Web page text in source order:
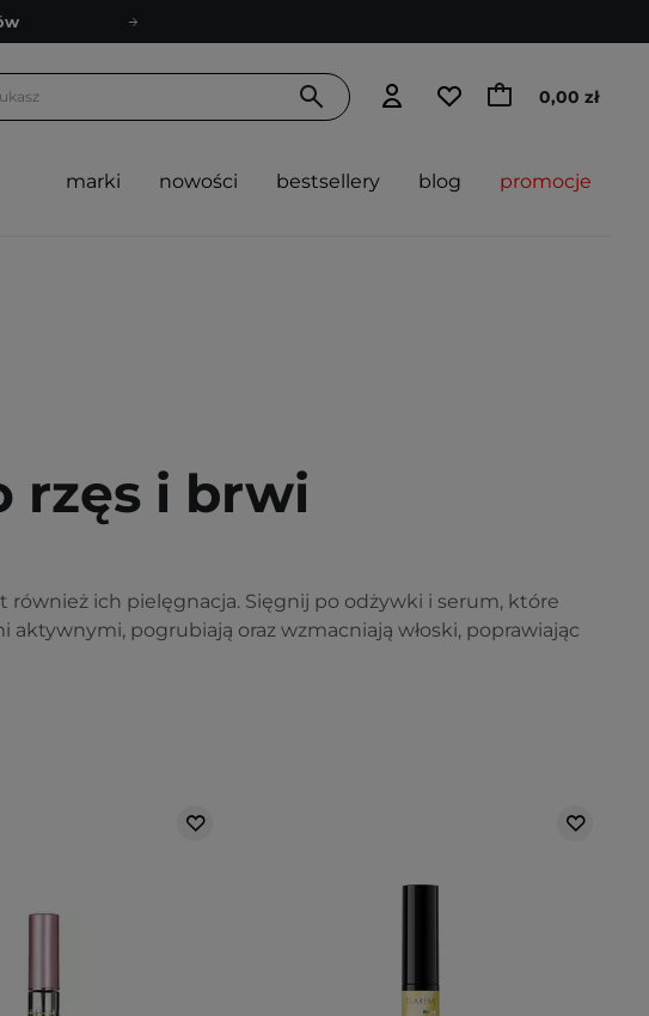
0,00 zł
marki nowości bestsellery blog promocje
rzęs i brwi
również ich pielęgnacja. Sięgnij po odżywki i serum, które
pogrubiają oraz wzmacniają włoski, poprawiając